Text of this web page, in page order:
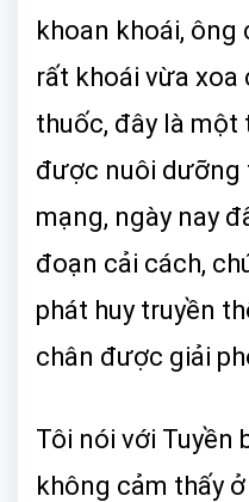
khoan khoái, ông
rất khoái vừa xoa
thuốc, đây là một
được nuôi dưỡng
mạng, ngày nay
đoạn cải cách,
phát huy truyền
chân được giải
Tôi nói với Tuyền
không cảm thấy